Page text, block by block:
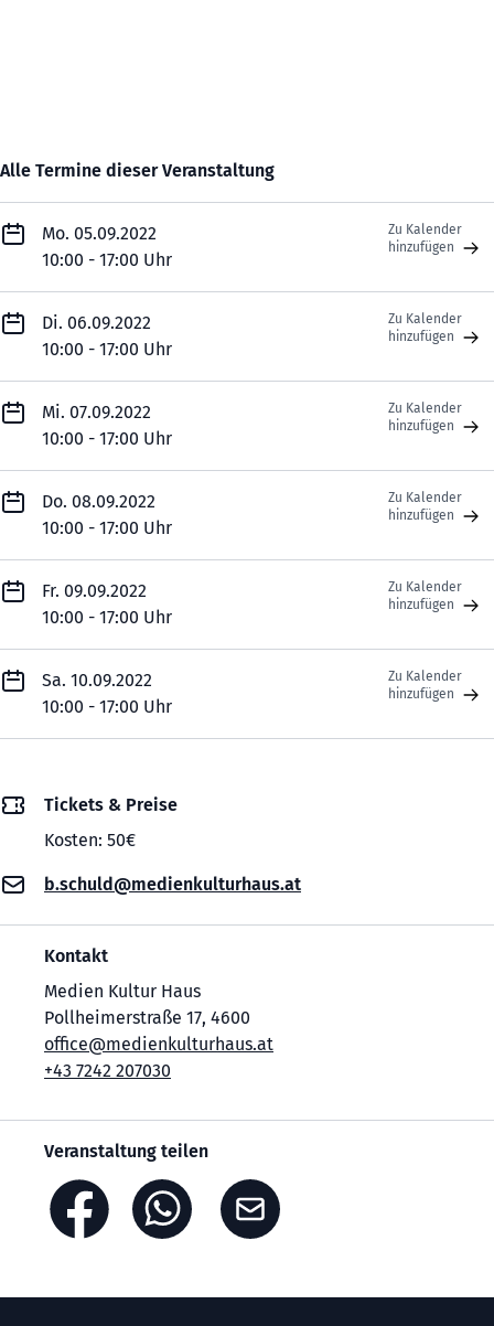
Alle Termine dieser Veranstaltung
Mo. 05.09.2022
10:00 - 17:00 Uhr
Zu Kalender
hinzufügen
Di. 06.09.2022
10:00 - 17:00 Uhr
Zu Kalender
hinzufügen
Mi. 07.09.2022
10:00 - 17:00 Uhr
Zu Kalender
hinzufügen
Do. 08.09.2022
10:00 - 17:00 Uhr
Zu Kalender
hinzufügen
Fr. 09.09.2022
10:00 - 17:00 Uhr
Zu Kalender
hinzufügen
Sa. 10.09.2022
10:00 - 17:00 Uhr
Zu Kalender
hinzufügen
Tickets & Preise
Kosten: 50€
b.schuld@medienkulturhaus.at
Kontakt
Medien Kultur Haus
Pollheimerstraße 17, 4600
office@medienkulturhaus.at
+43 7242 207030
Veranstaltung teilen